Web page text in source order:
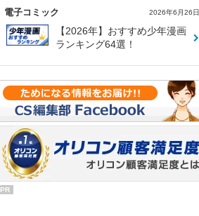
電子コミック 2026年6月26日
【2026年】おすすめ少年漫画
ランキング64選！
PR